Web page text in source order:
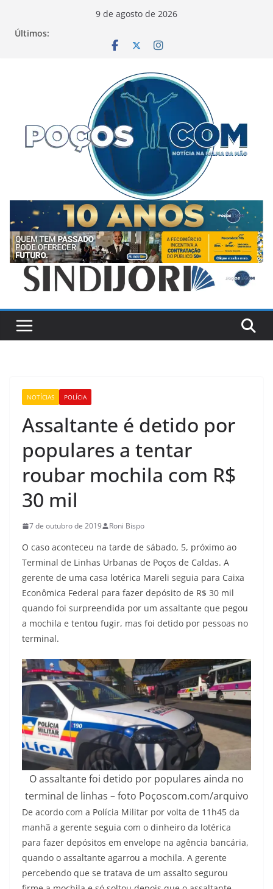
9 de agosto de 2026
Últimos:
NOTÍCIAS POLÍCIA
Assaltante é detido por
populares a tentar
roubar mochila com R$
30 mil
7 de outubro de 2019 Roni Bispo
O caso aconteceu na tarde de sábado, 5, próximo ao
Terminal de Linhas Urbanas de Poços de Caldas. A
gerente de uma casa lotérica Mareli seguia para Caixa
Econômica Federal para fazer depósito de R$ 30 mil
quando foi surpreendida por um assaltante que pegou
a mochila e tentou fugir, mas foi detido por pessoas no
terminal.
O assaltante foi detido por populares ainda no
terminal de linhas – foto Poçoscom.com/arquivo
De acordo com a Polícia Militar por volta de 11h45 da
manhã a gerente seguia com o dinheiro da lotérica
para fazer depósitos em envelope na agência bancária,
quando o assaltante agarrou a mochila. A gerente
percebendo que se tratava de um assalto segurou